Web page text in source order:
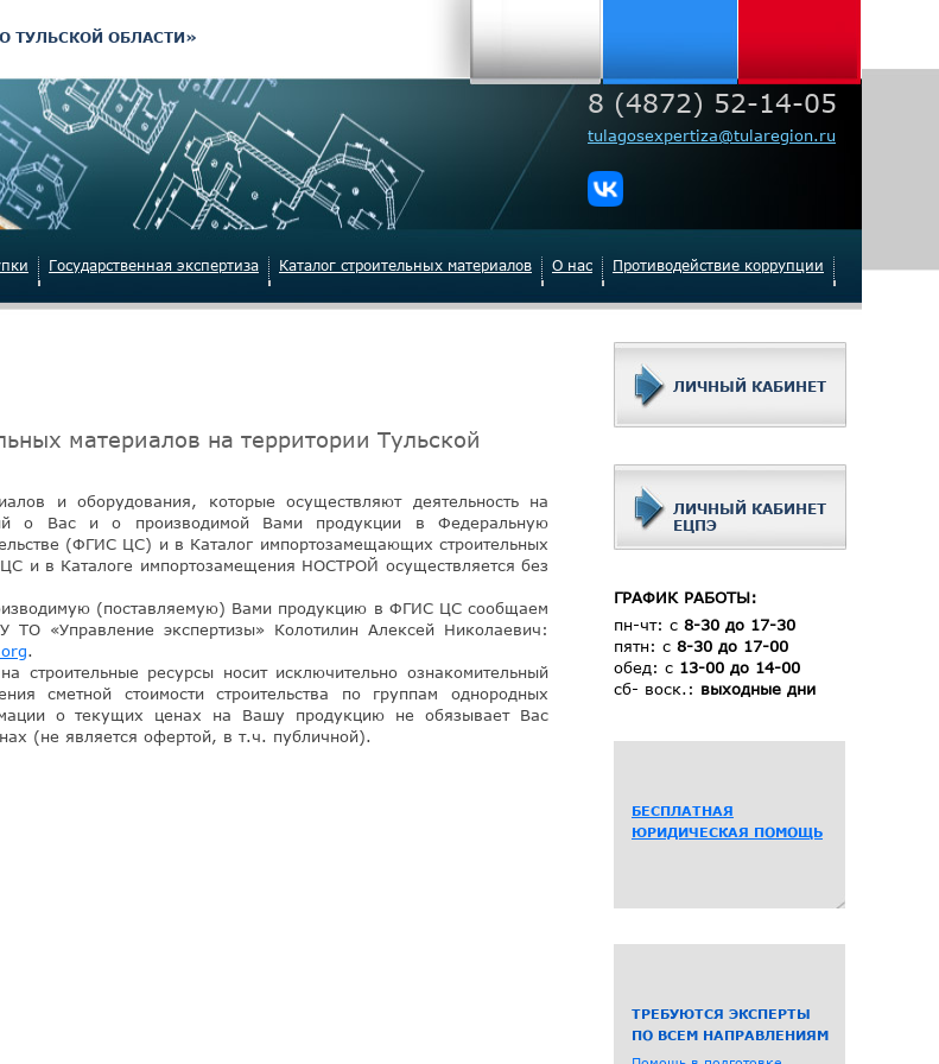
ТУЛЬСКОЙ ОБЛАСТИ»
8 (4872) 52-14-05
tulagosexpertiza@tularegion.ru
Государственная экспертиза Каталог строительных материалов О нас Противодействие коррупции
материалов на территории Тульской
и оборудования, которые осуществляют деятельность на
о Вас и о производимой Вами продукции в Федеральную
(ФГИС ЦС) и в Каталог импортозамещающих строительных
и в Каталоге импортозамещения НОСТРОЙ осуществляется без
(поставляемую) Вами продукцию в ФГИС ЦС сообщаем
ТО «Управление экспертизы» Колотилин Алексей Николаевич:
org.
ресурсы носит исключительно ознакомительный
сметной стоимости строительства по группам однородных
о текущих ценах на Вашу продукцию не обязывает Вас
(не является офертой, в т.ч. публичной).
ЛИЧНЫЙ КАБИНЕТ
ЛИЧНЫЙ КАБИНЕТ
ЕЦПЭ
ГРАФИК РАБОТЫ:
пн-чт: с 8-30 до 17-30
пятн: с 8-30 до 17-00
обед: с 13-00 до 14-00
сб- воск.: выходные дни
БЕСПЛАТНАЯ
ЮРИДИЧЕСКАЯ ПОМОЩЬ
ТРЕБУЮТСЯ ЭКСПЕРТЫ
ПО ВСЕМ НАПРАВЛЕНИЯМ